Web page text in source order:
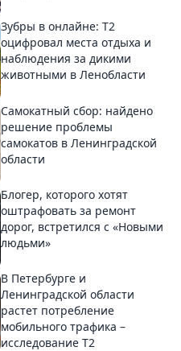
Зубры в онлайне: Т2
оцифровал места отдыха и
наблюдения за дикими
животными в Ленобласти
Самокатный сбор: найдено
решение проблемы
самокатов в Ленинградской
области
Блогер, которого хотят
оштрафовать за ремонт
дорог, встретился с «Новыми
людьми»
В Петербурге и
Ленинградской области
растет потребление
мобильного трафика –
исследование T2